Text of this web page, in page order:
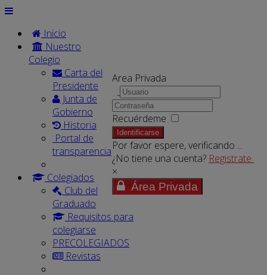
Area Privada
Recuérdeme
Identificarse
Por favor espere, verificando ...
¿No tiene una cuenta? Registrate
×
Área Privada
Inicio
Nuestro
Colegio
Carta del
Presidente
Junta de
Gobierno
Historia
Portal de
transparencia
Colegiados
Club del
Graduado
Requisitos para
colegiarse
PRECOLEGIADOS
Revistas